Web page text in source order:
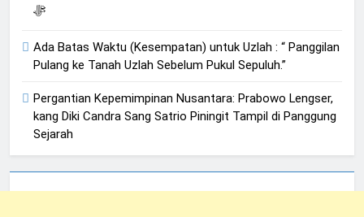
ﷻ
Ada Batas Waktu (Kesempatan) untuk Uzlah : “ Panggilan
Pulang ke Tanah Uzlah Sebelum Pukul Sepuluh.”
Pergantian Kepemimpinan Nusantara: Prabowo Lengser,
kang Diki Candra Sang Satrio Piningit Tampil di Panggung
Sejarah